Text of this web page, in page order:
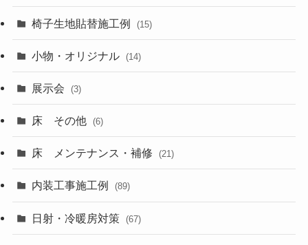
椅子生地貼替施工例 (15)
小物・オリジナル (14)
展示会 (3)
床 その他 (6)
床 メンテナンス・補修 (21)
内装工事施工例 (89)
日射・冷暖房対策 (67)